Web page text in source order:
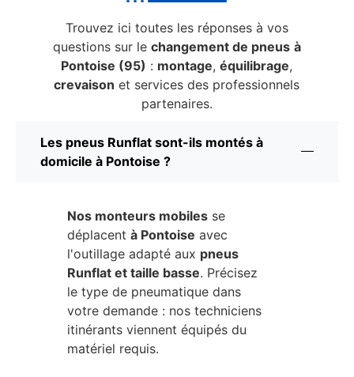
Trouvez ici toutes les réponses à vos
questions sur le changement de pneus à
Pontoise (95) : montage,équilibrage,
crevaison et services des professionnels
partenaires.
Les pneus Runflat sont-ils montés à
domicile à Pontoise ?
Nos monteurs mobiles se
déplacent à Pontoise avec
l'outillage adapté aux pneus
Runflat et taille basse. Précisez
le type de pneumatique dans
votre demande : nos techniciens
itinérants viennent équipés du
matériel requis.